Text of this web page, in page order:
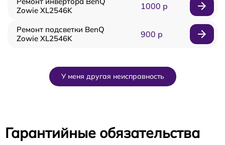
Zowie XL2546K
1000 р
Ремонт подсветки BenQ
Zowie XL2546K
900 р
У меня другая неисправность
Гарантийные обязательства